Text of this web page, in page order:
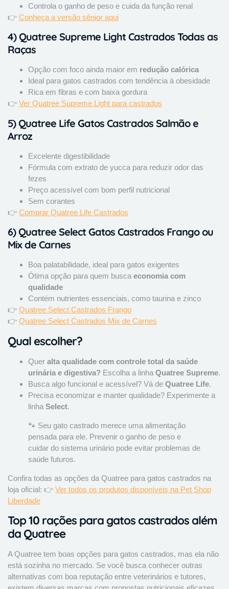
Controla o ganho de peso e cuida da função renal
👉 Conheça a versão sênior aqui
4)Quatree Supreme Light Castrados Todas as
Raças
Opção com foco ainda maior em redução calórica
Ideal para gatos castrados com tendência à obesidade
Rica em fibras e com baixa gordura
👉 Ver Quatree Supreme Light para castrados
5)Quatree Life Gatos Castrados Salmão e
Arroz
Excelente digestibilidade
Fórmula com extrato de yucca para reduzir odor das
fezes
Preço acessível com bom perfil nutricional
Sem corantes
👉 Comprar Quatree Life Castrados
6)Quatree Select Gatos Castrados Frango ou
Mix de Carnes
Boa palatabilidade, ideal para gatos exigentes
Ótima opção para quem busca economia com
qualidade
Contém nutrientes essenciais, como taurina e zinco
👉 Quatree Select Castrados Frango
👉 Quatree Select Castrados Mix de Carnes
Qual escolher?
Quer alta qualidade com controle total da saúde
urinária e digestiva? Escolha a linha Quatree Supreme.
Busca algo funcional e acessível? Vá de Quatree Life.
Precisa economizar e manter qualidade? Experimente a
linha Select.
🐾 Seu gato castrado merece uma alimentação
pensada para ele. Prevenir o ganho de peso e
cuidar do sistema urinário pode evitar problemas de
saúde futuros.
Confira todas as opções da Quatree para gatos castrados na
loja oficial: 👉 Ver todos os produtos disponíveis na Pet Shop
Liberdade
Top 10 rações para gatos castrados além
da Quatree
A Quatree tem boas opções para gatos castrados, mas ela não
está sozinha no mercado. Se você busca conhecer outras
alternativas com boa reputação entre veterinários e tutores,